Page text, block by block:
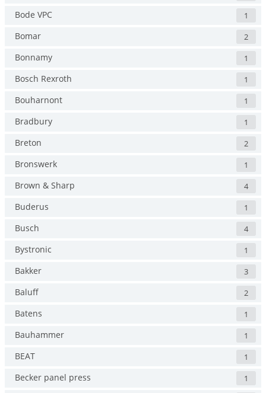
Bode VPC 1
Bomar 2
Bonnamy 1
Bosch Rexroth 1
Bouharnont 1
Bradbury 1
Breton 2
Bronswerk 1
Brown & Sharp 4
Buderus 1
Busch 4
Bystronic 1
Bakker 3
Baluff 2
Batens 1
Bauhammer 1
BEAT 1
Becker panel press 1